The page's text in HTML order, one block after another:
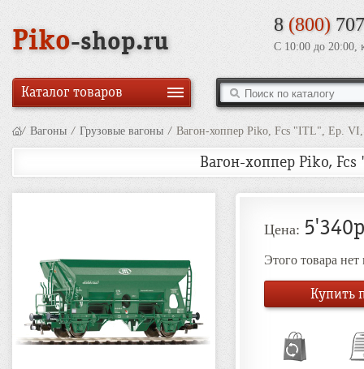
Piko-shop.ru
8 (800)
С 10:00 до 20:00,
Каталог товаров
/ Вагоны / Грузовые вагоны / Вагон-хоппер Piko, Fcs "ITL", Ep. VI,
Вагон-хоппер Piko, Fcs
Цена:
Этого товара
Купить